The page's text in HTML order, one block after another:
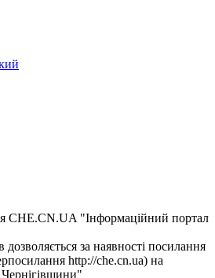
CHE.CN.UA "Інформаційний портал
дозволяється за наявності посилання
http://che.cn.ua) на
Чернiгiвщини"